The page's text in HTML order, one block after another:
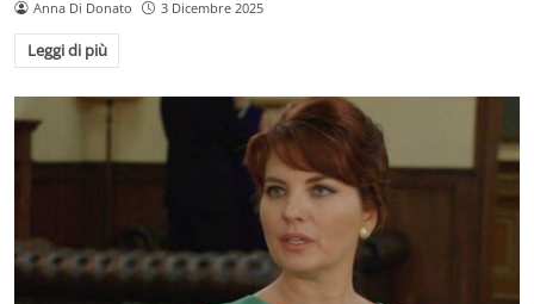
Anna Di Donato 3 Dicembre 2025
Leggi di più